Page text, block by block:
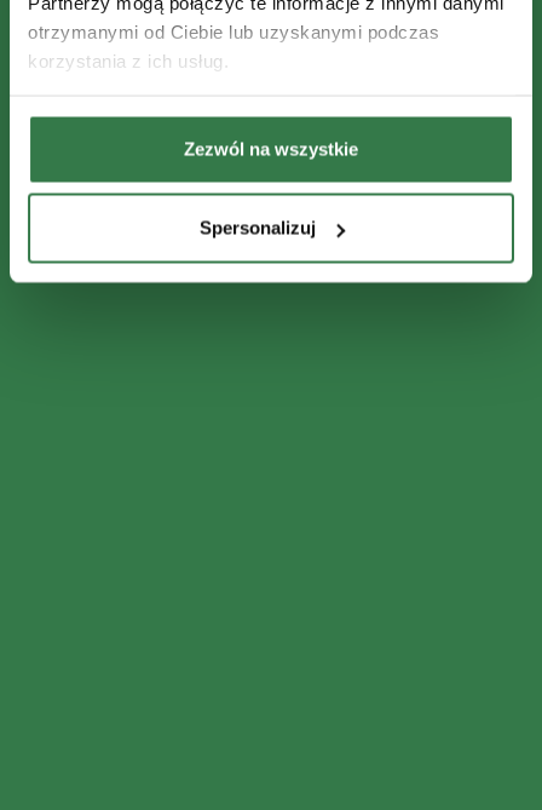
otrzymanymi od Ciebie lub uzyskanymi podczas
korzystania z ich usług.
Zezwól na wszystkie
Spersonalizuj